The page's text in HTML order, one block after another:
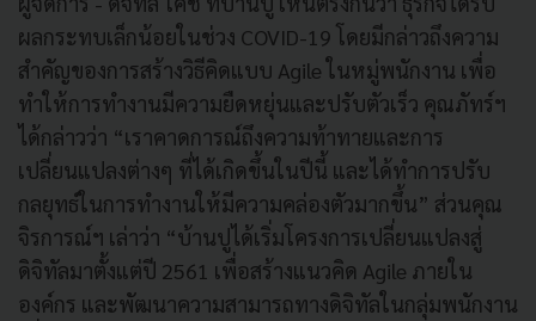
ผลกระทบเล็กน้อยในช่วง COVID-19 โดยมีกล่าวถึงความ
สำคัญของการสร้างวิธีคิดแบบ Agile ในหมู่พนักงาน เพื่อ
ทำให้การทำงานมีความยืดหยุ่นและปรับตัวเร็ว คุณภัทร์ฯ
ได้กล่าวว่า “เราคาดการณ์ถึงความท้าทายและการ
เปลี่ยนแปลงต่างๆ ที่ได้เกิดขึ้นในปีนี้ และได้ทำการปรับ
กลยุทธ์ในการทำงานให้มีความคล่องตัวมากขึ้น” ส่วนคุณ
จิรการณ์ฯ เล่าว่า “บ้านปูได้เริ่มโครงการเปลี่ยนแปลงสู่
ดิจิทัลมาตั้งแต่ปี 2561 เพื่อสร้างแนวคิด Agile ภายใน
องค์กร และพัฒนาความสามารถทางดิจิทัลในกลุ่มพนักงาน